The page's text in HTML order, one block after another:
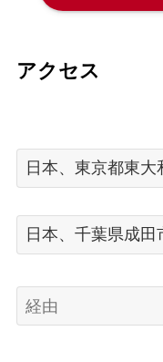
アクセス